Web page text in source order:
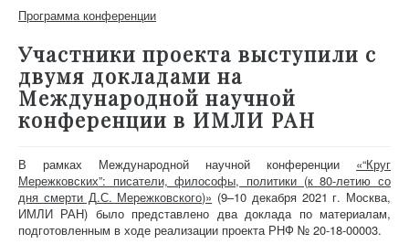
Программа конференции
Участники проекта выступили с
двумя докладами на
Международной научной
конференции в ИМЛИ РАН
В рамках Международной научной конференции «“Круг
Мережковских”: писатели, философы, политики (к 80-летию со
дня смерти Д.С. Мережковского)» (9–10 декабря 2021 г. Москва,
ИМЛИ РАН) было представлено два доклада по материалам,
подготовленным в ходе реализации проекта РНФ № 20-18-00003.